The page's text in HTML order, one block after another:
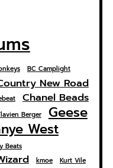
BC Camplight
New Road
Chanel Beads
Berger Geese
West
Beats
kmoe
Kurt Vile